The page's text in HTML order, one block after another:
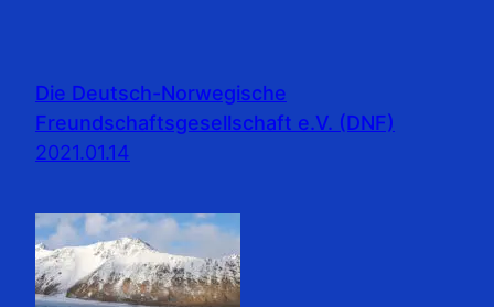
Die Deutsch-Norwegische
Freundschaftsgesellschaft e.V. (DNF)
2021.01.14